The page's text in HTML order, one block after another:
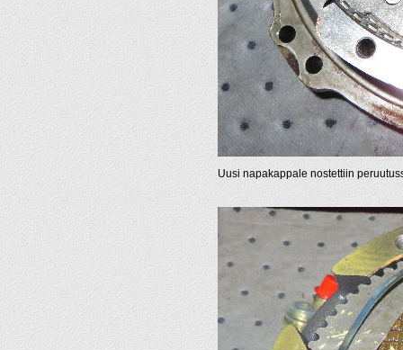
Uusi napakappale nostettiin